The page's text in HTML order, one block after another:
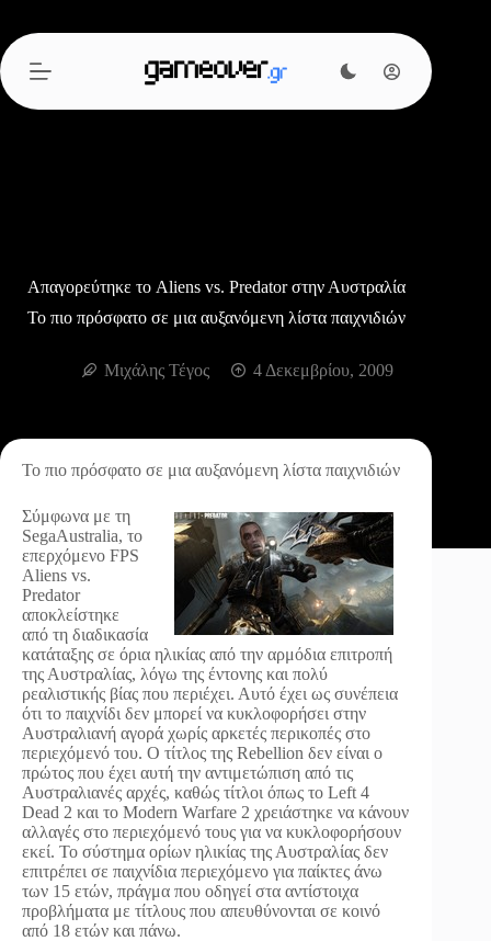
περιεχόμενο
Απαγορεύτηκε το Aliens vs. Predator στην Αυστραλία
Το πιο πρόσφατο σε μια αυξανόμενη λίστα παιχνιδιών
Μιχάλης Τέγος 4 Δεκεμβρίου, 2009
Το πιο πρόσφατο σε μια αυξανόμενη λίστα παιχνιδιών
Σύμφωνα με τη
SegaAustralia, το
επερχόμενο FPS
Aliens vs.
Predator
αποκλείστηκε
από τη διαδικασία
κατάταξης σε όρια ηλικίας από την αρμόδια επιτροπή
της Αυστραλίας, λόγω της έντονης και πολύ
ρεαλιστικής βίας που περιέχει. Αυτό έχει ως συνέπεια
ότι το παιχνίδι δεν μπορεί να κυκλοφορήσει στην
Αυστραλιανή αγορά χωρίς αρκετές περικοπές στο
περιεχόμενό του. Ο τίτλος της Rebellion δεν είναι ο
πρώτος που έχει αυτή την αντιμετώπιση από τις
Αυστραλιανές αρχές, καθώς τίτλοι όπως το Left 4
Dead 2 και το Modern Warfare 2 χρειάστηκε να κάνουν
αλλαγές στο περιεχόμενό τους για να κυκλοφορήσουν
εκεί. Το σύστημα ορίων ηλικίας της Αυστραλίας δεν
επιτρέπει σε παιχνίδια περιεχόμενο για παίκτες άνω
των 15 ετών, πράγμα που οδηγεί στα αντίστοιχα
προβλήματα με τίτλους που απευθύνονται σε κοινό
από 18 ετών και πάνω.